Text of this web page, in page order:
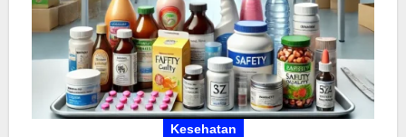
Kesehatan